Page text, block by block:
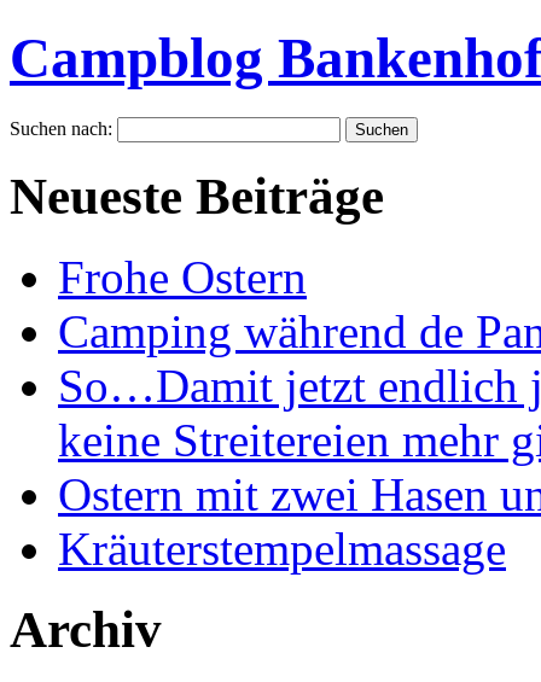
Campblog
Suchen nach:
Neueste Beiträge
Frohe Ostern
Camping während de
So…Damit jetzt endlich
keine Streitereien mehr
Ostern mit zwei Hasen
Kräuterstempelmassage
Archiv